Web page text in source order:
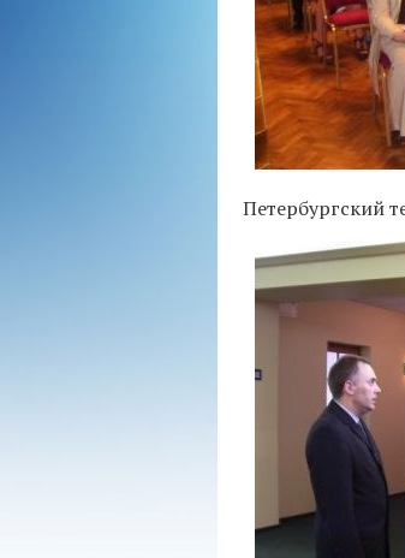
Петербургский